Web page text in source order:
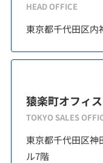
HEAD OFFICE
東京都千代田区内
猿楽町オフィス
TOKYO SALES
東京都千代田区神
ル7階